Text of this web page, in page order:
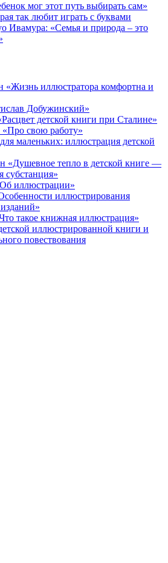
мог этот путь выбирать сам»
так любит играть с буквами
Ивамура: «Семья и природа – это
иллюстратора комфортна и
Добужинский»
детской книги при Сталине»
свою работу»
маленьких: иллюстрация детской
«Душевное тепло в детской книге —
субстанция»
иллюстрации»
иллюстрирования
такое книжная иллюстрация»
иллюстрированной книги и
повествования